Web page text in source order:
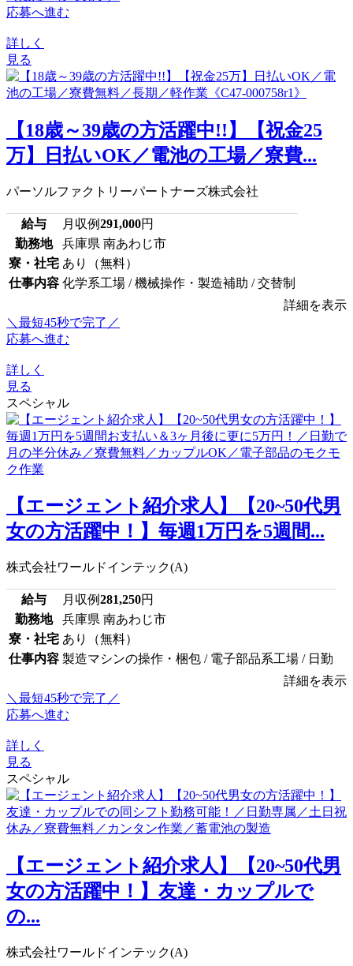
応募へ進む
詳しく
見る
【18歳～39歳の方活躍中!!】【祝金25
万】日払いOK／電池の工場／寮費...
パーソルファクトリーパートナーズ株式会社
給与 月収例291,000円
勤務地
兵庫県 南あわじ市
寮・社宅 あり（無料）
仕事内容 化学系工場 / 機械操作・製造補助 / 交替制
詳細を表示
＼最短45秒で完了／
応募へ進む
詳しく
見る
スペシャル
【エージェント紹介求人】【20~50代男
女の方活躍中！】毎週1万円を5週間...
株式会社ワールドインテック(A)
給与 月収例281,250円
勤務地
兵庫県 南あわじ市
寮・社宅 あり（無料）
仕事内容 製造マシンの操作・梱包 / 電子部品系工場 / 日勤
詳細を表示
＼最短45秒で完了／
応募へ進む
詳しく
見る
スペシャル
【エージェント紹介求人】【20~50代男
女の方活躍中！】友達・カップルで
の...
株式会社ワールドインテック(A)